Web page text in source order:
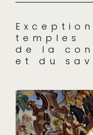
temples
de la
et du